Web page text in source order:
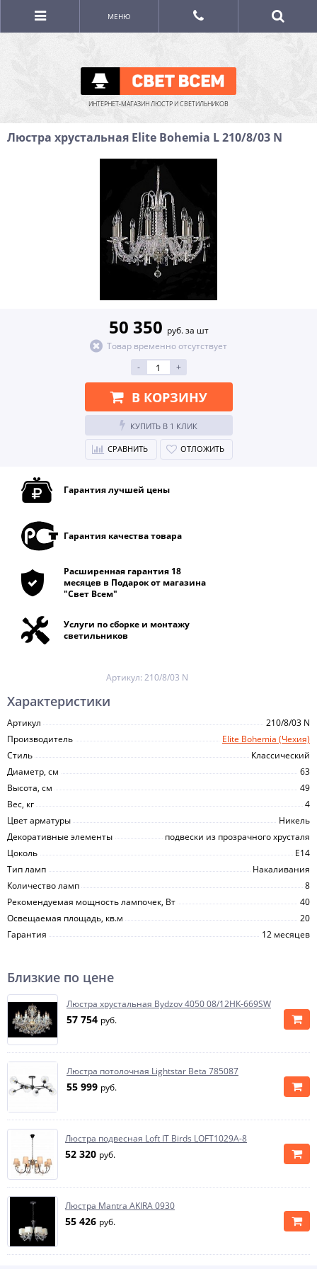
ИНТЕРНЕТ-МАГАЗИН ЛЮСТР И СВЕТИЛЬНИКОВ
МЕНЮ
Люстра хрустальная Elite Bohemia L 210/8/03 N
50 350 руб. за шт
Товар временно отсутствует
-
+
В КОРЗИНУ
КУПИТЬ В 1 КЛИК
СРАВНИТЬ ОТЛОЖИТЬ
Гарантия лучшей цены
Гарантия качества товара
Расширенная гарантия 18
месяцев в Подарок от магазина
"Свет Всем"
Услуги по сборке и монтажу
светильников
Артикул: 210/8/03 N
Характеристики
Артикул
210/8/03 N
Производитель
Elite Bohemia (Чехия)
Стиль
Классический
Диаметр, см
63
Высота, см
49
Вес, кг
4
Цвет арматуры
Никель
Декоративные элементы
подвески из прозрачного хрусталя
Цоколь
E14
Тип ламп
Накаливания
Количество ламп
8
Рекомендуемая мощность лампочек, Вт
40
Освещаемая площадь, кв.м
20
Гарантия
12 месяцев
Близкие по цене
Люстра хрустальная Bydzov 4050 08/12HK-669SW
57 754 руб.
Люстра потолочная Lightstar Beta 785087
55 999 руб.
Люстра подвесная Loft IT Birds LOFT1029A-8
52 320 руб.
Люстра Mantra AKIRA 0930
55 426 руб.